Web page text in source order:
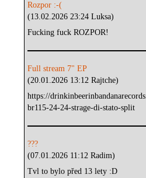
Rozpor :-(
(13.02.2026 23:24 Luksa)
Fucking fuck ROZPOR!
Full stream 7" EP
(20.01.2026 13:12 Rajtche)
https://
br115-24-24-strage-di-stato-split
???
(07.01.2026 11:12 Radim)
Tvl to bylo před 13 lety :D